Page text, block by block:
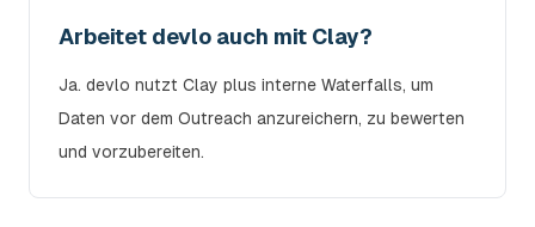
Arbeitet devlo auch mit Clay?
Ja. devlo nutzt Clay plus interne Waterfalls, um
Daten vor dem Outreach anzureichern, zu bewerten
und vorzubereiten.